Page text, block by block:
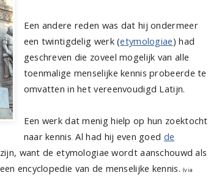
Een andere reden was dat hij ondermeer
een twintigdelig werk (etymologiae) had
geschreven die zoveel mogelijk van alle
toenmalige menselijke kennis probeerde te
omvatten in het vereenvoudigd Latijn.
Een werk dat menig hielp op hun zoektocht
naar kennis. Al had hij even goed de
want de etymologiae wordt aanschouwd als
encyclopedie van de menselijke kennis.(via